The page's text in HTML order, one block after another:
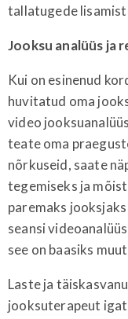
tallatugede
Jooksu analüüs ja
Kui on esinenud
huvitatud oma
video
teate oma
nõrkuseid, saate
tegemiseks ja
paremaks
seansi
see on baasiks
Laste ja
jooksuterapeut